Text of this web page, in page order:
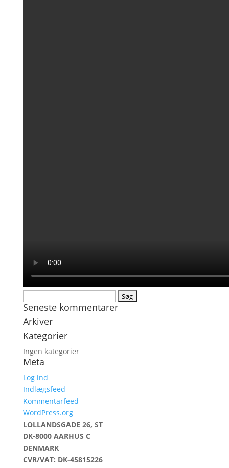
efter:
Seneste kommentarer
Arkiver
Kategorier
Ingen kategorier
Meta
Log ind
Indlægsfeed
Kommentarfeed
WordPress.org
LOLLANDSGADE 26, ST
DK-8000 AARHUS C
DENMARK
CVR/VAT: DK-45815226